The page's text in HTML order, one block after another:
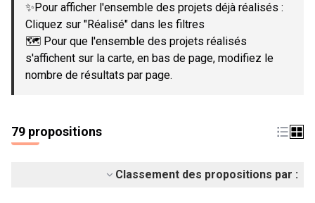
✨Pour afficher l'ensemble des projets déjà réalisés :
Cliquez sur "Réalisé" dans les filtres
🗺️ Pour que l'ensemble des projets réalisés
s'affichent sur la carte, en bas de page, modifiez le
nombre de résultats par page.
79 propositions
Classement des propositions par :